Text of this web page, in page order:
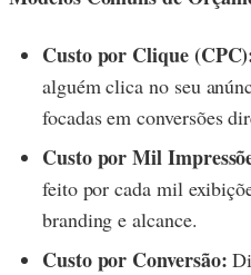
Custo por Clique
alguém clica no seu
focadas em conversões
Custo por Mil
feito por cada mil
branding e alcance.
Custo por Conversão: